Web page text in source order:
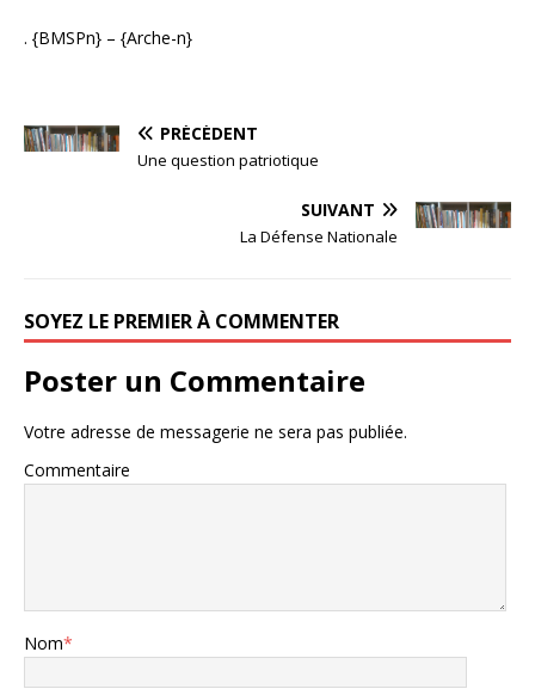
. {BMSPn} – {Arche-n}
PRÉCÉDENT
Une question patriotique
SUIVANT
La Défense Nationale
SOYEZ LE PREMIER À COMMENTER
Poster un Commentaire
Votre adresse de messagerie ne sera pas publiée.
Commentaire
Nom*